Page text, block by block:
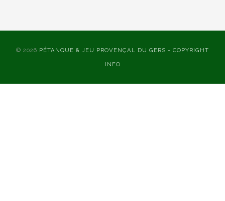
© 2026 PÉTANQUE & JEU PROVENÇAL DU GERS - COPYRIGHT
INFO